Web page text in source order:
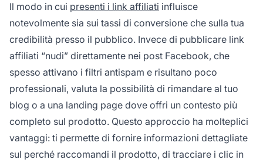
Il modo in cui presenti i link affiliati influisce
notevolmente sia sui tassi di conversione che sulla tua
credibilità presso il pubblico. Invece di pubblicare link
affiliati “nudi” direttamente nei post Facebook, che
spesso attivano i filtri antispam e risultano poco
professionali, valuta la possibilità di rimandare al tuo
blog o a una landing page dove offri un contesto più
completo sul prodotto. Questo approccio ha molteplici
vantaggi: ti permette di fornire informazioni dettagliate
sul perché raccomandi il prodotto, di tracciare i clic in